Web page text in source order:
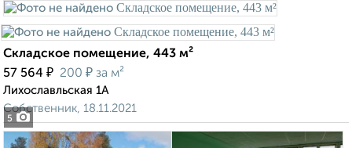
5
Складское помещение, 443 м²
57 564 ₽ 200 ₽ за м²
Лихославльская 1А
Собственник, 18.11.2021